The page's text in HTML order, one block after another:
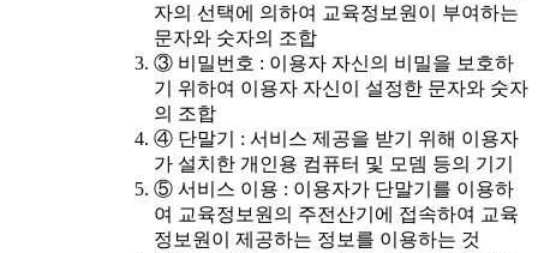
자의 선택에 의하여 교육정보원이 부여하는
문자와 숫자의 조합
③ 비밀번호 : 이용자 자신의 비밀을 보호하
기 위하여 이용자 자신이 설정한 문자와 숫자
의 조합
④ 단말기 : 서비스 제공을 받기 위해 이용자
가 설치한 개인용 컴퓨터 및 모뎀 등의 기기
⑤ 서비스 이용 : 이용자가 단말기를 이용하
여 교육정보원의 주전산기에 접속하여 교육
정보원이 제공하는 정보를 이용하는 것